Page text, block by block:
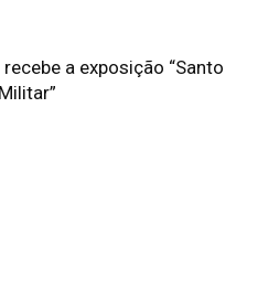
a exposição “Santo